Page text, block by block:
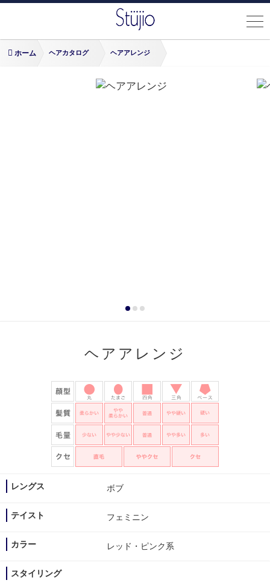
ホーム ヘアカタログ ヘアアレンジ
ヘアアレンジ
レングス ボブ
テイスト フェミニン
カラー レッド・ピンク系
スタイリング